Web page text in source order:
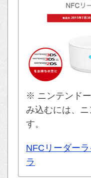
※ ニンテンド
み込むには、
す。
NFCリーダー
ラ